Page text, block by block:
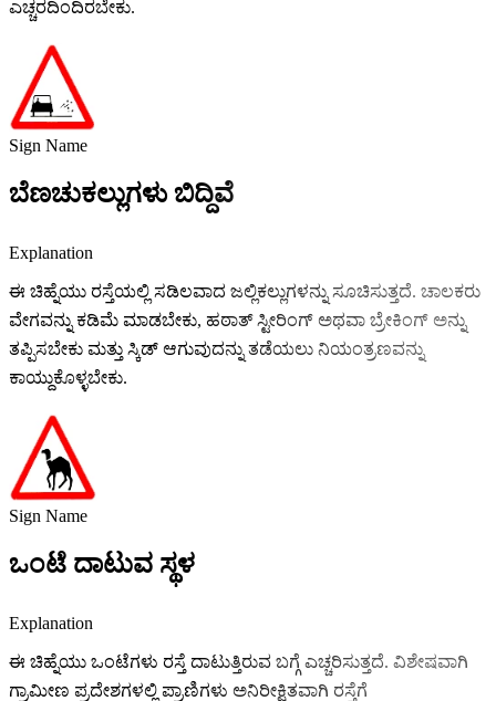
ಎಚ್ಚರದಿಂದಿರಬೇಕು.
Sign Name
ಬೆಣಚುಕಲ್ಲುಗಳು ಬಿದ್ದಿವೆ
Explanation
ಈ ಚಿಹ್ನೆಯು ರಸ್ತೆಯಲ್ಲಿ ಸಡಿಲವಾದ ಜಲ್ಲಿಕಲ್ಲುಗಳನ್ನು ಸೂಚಿಸುತ್ತದೆ. ಚಾಲಕರು
ವೇಗವನ್ನು ಕಡಿಮೆ ಮಾಡಬೇಕು, ಹಠಾತ್ ಸ್ಟೀರಿಂಗ್ ಅಥವಾ ಬ್ರೇಕಿಂಗ್ ಅನ್ನು
ತಪ್ಪಿಸಬೇಕು ಮತ್ತು ಸ್ಕಿಡ್ ಆಗುವುದನ್ನು ತಡೆಯಲು ನಿಯಂತ್ರಣವನ್ನು
ಕಾಯ್ದುಕೊಳ್ಳಬೇಕು.
Sign Name
ಒಂಟೆ ದಾಟುವ ಸ್ಥಳ
Explanation
ಈ ಚಿಹ್ನೆಯು ಒಂಟೆಗಳು ರಸ್ತೆ ದಾಟುತ್ತಿರುವ ಬಗ್ಗೆ ಎಚ್ಚರಿಸುತ್ತದೆ. ವಿಶೇಷವಾಗಿ
ಗ್ರಾಮೀಣ ಪ್ರದೇಶಗಳಲ್ಲಿ ಪ್ರಾಣಿಗಳು ಅನಿರೀಕ್ಷಿತವಾಗಿ ರಸ್ತೆಗೆ